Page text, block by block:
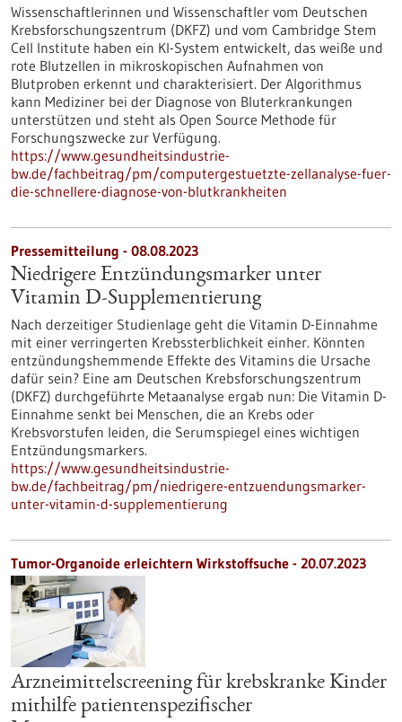
Wissenschaftlerinnen und Wissenschaftler vom Deutschen
Krebsforschungszentrum (DKFZ) und vom Cambridge Stem
Cell Institute haben ein KI-System entwickelt, das weiße und
rote Blutzellen in mikroskopischen Aufnahmen von
Blutproben erkennt und charakterisiert. Der Algorithmus
kann Mediziner bei der Diagnose von Bluterkrankungen
unterstützen und steht als Open Source Methode für
Forschungszwecke zur Verfügung.
https://www.gesundheitsindustrie-
bw.de/fachbeitrag/pm/computergestuetzte-zellanalyse-fuer-
die-schnellere-diagnose-von-blutkrankheiten
Pressemitteilung - 08.08.2023
Niedrigere Entzündungsmarker unter
Vitamin D-Supplementierung
Nach derzeitiger Studienlage geht die Vitamin D-Einnahme
mit einer verringerten Krebssterblichkeit einher. Könnten
entzündungshemmende Effekte des Vitamins die Ursache
dafür sein? Eine am Deutschen Krebsforschungszentrum
(DKFZ) durchgeführte Metaanalyse ergab nun: Die Vitamin D-
Einnahme senkt bei Menschen, die an Krebs oder
Krebsvorstufen leiden, die Serumspiegel eines wichtigen
Entzündungsmarkers.
https://www.gesundheitsindustrie-
bw.de/fachbeitrag/pm/niedrigere-entzuendungsmarker-
unter-vitamin-d-supplementierung
Tumor-Organoide erleichtern Wirkstoffsuche - 20.07.2023
Arzneimittelscreening für krebskranke Kinder
mithilfe patientenspezifischer